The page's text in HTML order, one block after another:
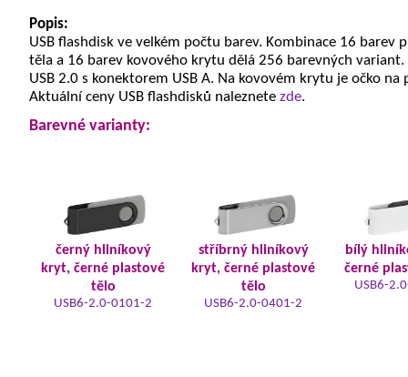
Popis:
USB flashdisk ve velkém počtu barev. Kombinace 16 barev
těla a 16 barev kovového krytu dělá 256 barevných variant.
USB 2.0 s konektorem USB A. Na kovovém krytu je očko na
Aktuální ceny USB flashdisků naleznete zde.
Barevné varianty:
černý hliníkový
kryt, černé plastové
tělo
USB6-2.0-0101-2
stříbrný hliníkový
kryt, černé plastové
tělo
USB6-2.0-0401-2
bílý
černé
USB6-